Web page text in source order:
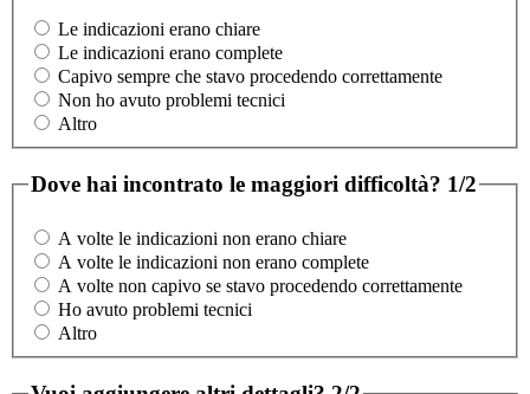
Le indicazioni erano chiare
Le indicazioni erano complete
Capivo sempre che stavo procedendo correttamente
Non ho avuto problemi tecnici
Altro
Dove hai incontrato le maggiori difficoltà? 1/2
A volte le indicazioni non erano chiare
A volte le indicazioni non erano complete
A volte non capivo se stavo procedendo correttamente
Ho avuto problemi tecnici
Altro